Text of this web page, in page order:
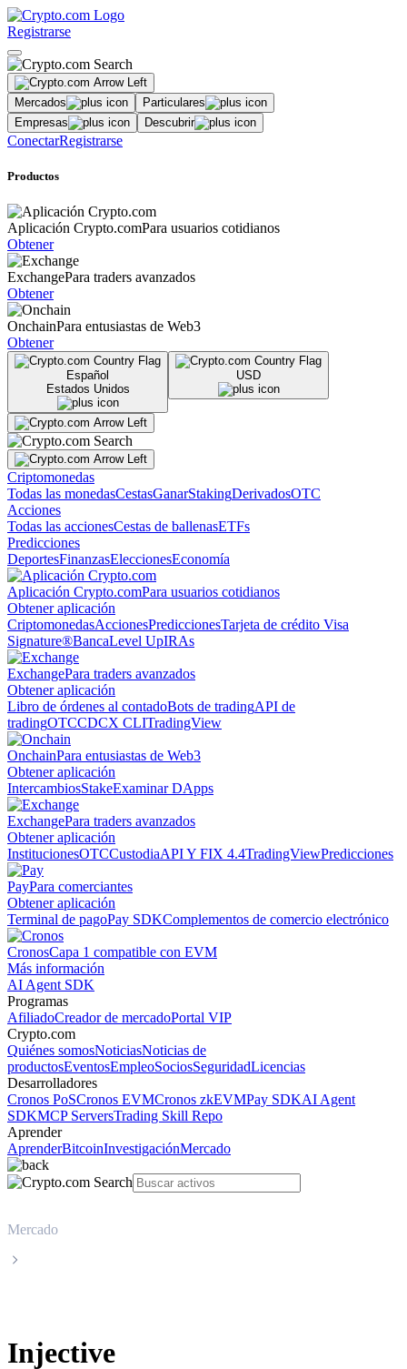
Registrarse
Mercados
Particulares
Empresas
Descubrir
ConectarRegistrarse
Productos
Aplicación Crypto.comPara usuarios cotidianos
Obtener
ExchangePara traders avanzados
Obtener
OnchainPara entusiastas de Web3
Obtener
Español
Estados Unidos
USD
Criptomonedas
Todas las monedasCestasGanarStakingDerivadosOTC
Acciones
Todas las accionesCestas de ballenasETFs
Predicciones
DeportesFinanzasEleccionesEconomía
Aplicación Crypto.comPara usuarios cotidianos
Obtener aplicación
CriptomonedasAccionesPrediccionesTarjeta de crédito Visa
Signature®BancaLevel UpIRAs
ExchangePara traders avanzados
Obtener aplicación
Libro de órdenes al contadoBots de tradingAPI de
tradingOTCCDCX CLITradingView
OnchainPara entusiastas de Web3
Obtener aplicación
IntercambiosStakeExaminar DApps
ExchangePara traders avanzados
Obtener aplicación
InstitucionesOTCCustodiaAPI Y FIX 4.4TradingViewPredicciones
PayPara comerciantes
Obtener aplicación
Terminal de pagoPay SDKComplementos de comercio electrónico
CronosCapa 1 compatible con EVM
Más información
AI Agent SDK
Programas
AfiliadoCreador de mercadoPortal VIP
Crypto.com
Quiénes somosNoticiasNoticias de
productosEventosEmpleoSociosSeguridadLicencias
Desarrolladores
Cronos PoSCronos EVMCronos zkEVMPay SDKAI Agent
SDKMCP ServersTrading Skill Repo
Aprender
AprenderBitcoinInvestigaciónMercado
Mercado
Injective